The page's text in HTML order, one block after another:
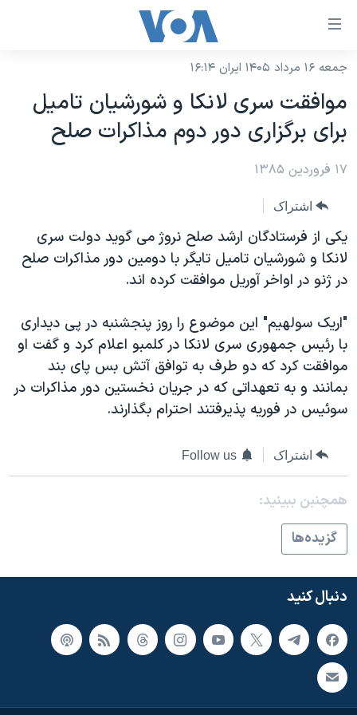
لینکهای
دسترسی
جهش
محتوای
اصلی
جهش
صفحه
اصلی
جهش
به
جستجو
نسخه سبک وب‌سایت
موضوع ها
ایران
آمریکا
جهان
ورزشی
گزیده‌ها
ویژه برنامه‌ها
ویدیوها
فرهنگ و زندگی
حقوق شهروندی
علم و فناوری
آرشیو پخش زنده
برنامه های تلویزیونی
جدول برنامه ها
صفحه‌های ویژه
جام جهانی ۲۰۲۶
عملیات خشم حماسی
۲۵۰سالگی آمریکا
بایگانی برنامه‌های تلویزیونی
مستندها
انتخابات ریاست جمهوری آمریکا ۲۰۲۴
رمز مهسا
مجموعه مستندهای دادخواهی
دادگاه حمید نوری
چهل سال گروگان‌گیری
قانون شفافیت دارائی کادر رهبری ایران
اعتراضات مردمی آبان ۹۸
فرکانس‌های صدای آمریکا
پخش رادیویی
یادگیری زبان انگلیسی
دنبال کنید
زبانهای مختلف
جمعه ۱۶ مرداد ۱۴۰۵ ایران ۱۶:۱۴
موافقت سری لانکا و شورشيان تاميل
برای برگزاری دور دوم مذاکرات صلح
۱۷ فروردین ۱۳۸۵
اشتراک
یکی از فرستادگان ارشد صلح نروژ می گويد دولت سری
لانکا و شورشیان تامیل تایگر با دومین دور مذاکرات صلح
در ژنو در اواخر آوریل موافقت کرده اند.
"اریک سولهیم" این موضوع را روز پنجشنبه در پی دیداری
با رئیس جمهوری سری لانکا در کلمبو اعلام کرد و گفت او
موافقت کرد که دو طرف به توافق آتش بس پای بند
بمانند و به تعهداتی که در جریان نخستین دور مذاکرات در
سوئیس در فوریه پذیرفتند احترام بگذارند.
اشتراک Follow us
همچنبن ببینید:
گزيده‌ها
دنبال کنید